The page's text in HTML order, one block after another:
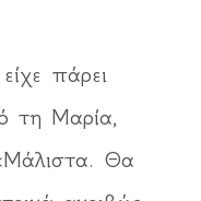
πάρει
τη Μαρία,
Θα